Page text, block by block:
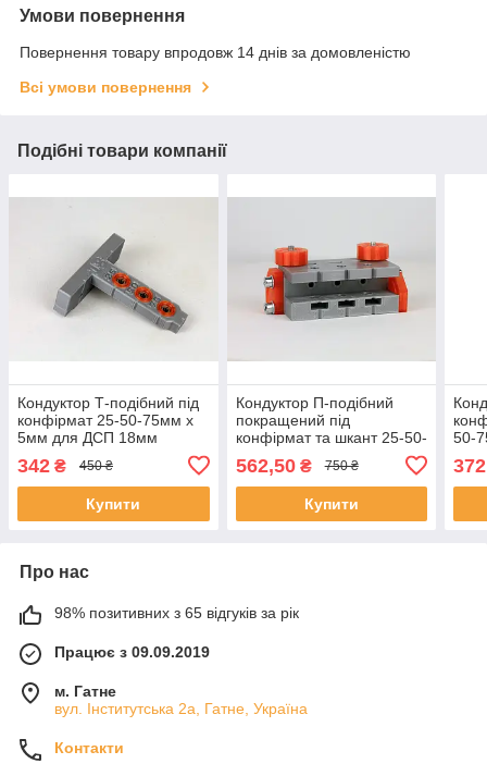
Умови повернення
Повернення товару впродовж 14 днів за домовленістю
Всі умови повернення
Подібні товари компанії
Кондуктор Т-подібний під
конфірмат 25-50-75мм х
5мм для ДСП 18мм
342 ₴ 450 ₴
Купити
Кондуктор П-подібний
покращений під
конфірмат та шкант 25-50-
18мм
562,50₴ 750 ₴
Купити
50-
Про нас
98% позитивних з 65 відгуків за рік
Працює з 09.09.2019
м. Гатне
вул. Інститутська 2а, Гатне, Україна
Контакти